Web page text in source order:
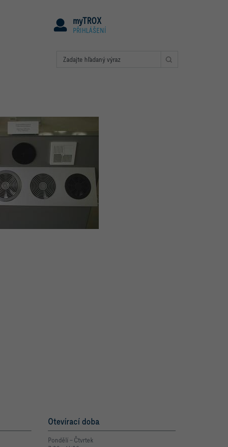
myTROX
PŘIHLÁŠENÍ
Otevírací doba
Pondělí – Čtvrtek